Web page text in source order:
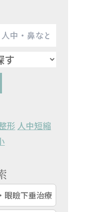
形 人中短縮
眼瞼下垂治療